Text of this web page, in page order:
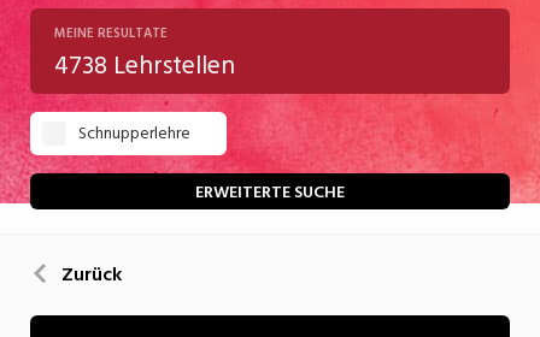
2028
Chemie/Pharma
Gastgewerbe
Gesundheit/Pflege/Soziales
Handwerk/Technik
Kultur
MEINE RESULTATE
4738 Lehrstellen
Schnupperlehre
ERWEITERTE SUCHE
Zurück